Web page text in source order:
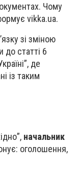
Чому
vikka.ua.
зі зміною
до статті 6
де
із таким
начальник
оголошення,